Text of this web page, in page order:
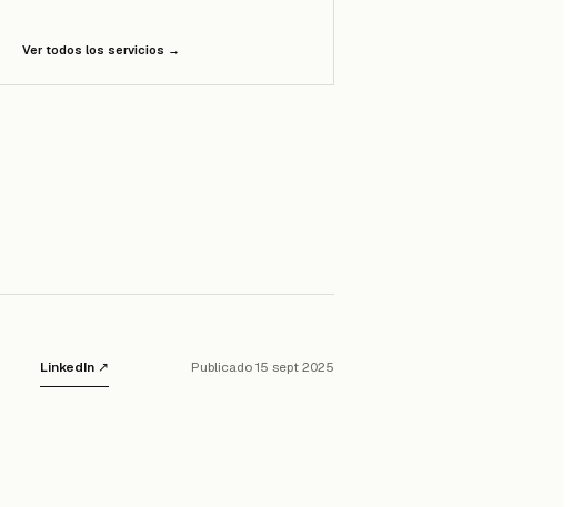
Ver todos los servicios →
LinkedIn ↗ Publicado 15 sept 2025